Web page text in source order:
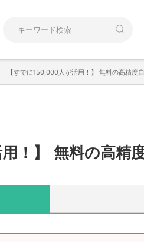
【すでに150,000人が活用！】 無料の高精度
！ 】 無料の高精